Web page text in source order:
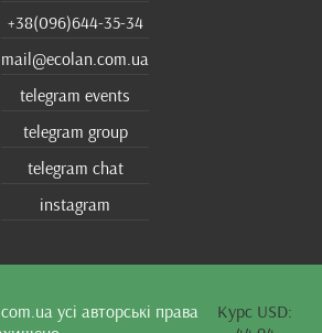
+38‎(096)644-35-34
mail@ecolan.com.ua
telegram events
telegram group
telegram chat
instagram
усі авторські права
Курс USD: